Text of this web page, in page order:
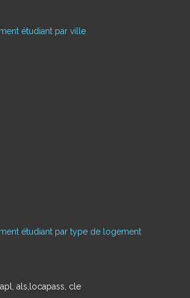
étudiant par ville
étudiant par type de logement
als,locapass, cle